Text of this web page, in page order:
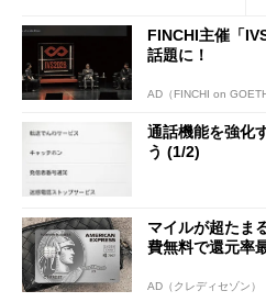
FINCHI主催「
話題に！
AD（FINCHI on
通話機能を強化
う (1/2)
マイルが超たま
費無料で還元率
AD（クレディセゾン）